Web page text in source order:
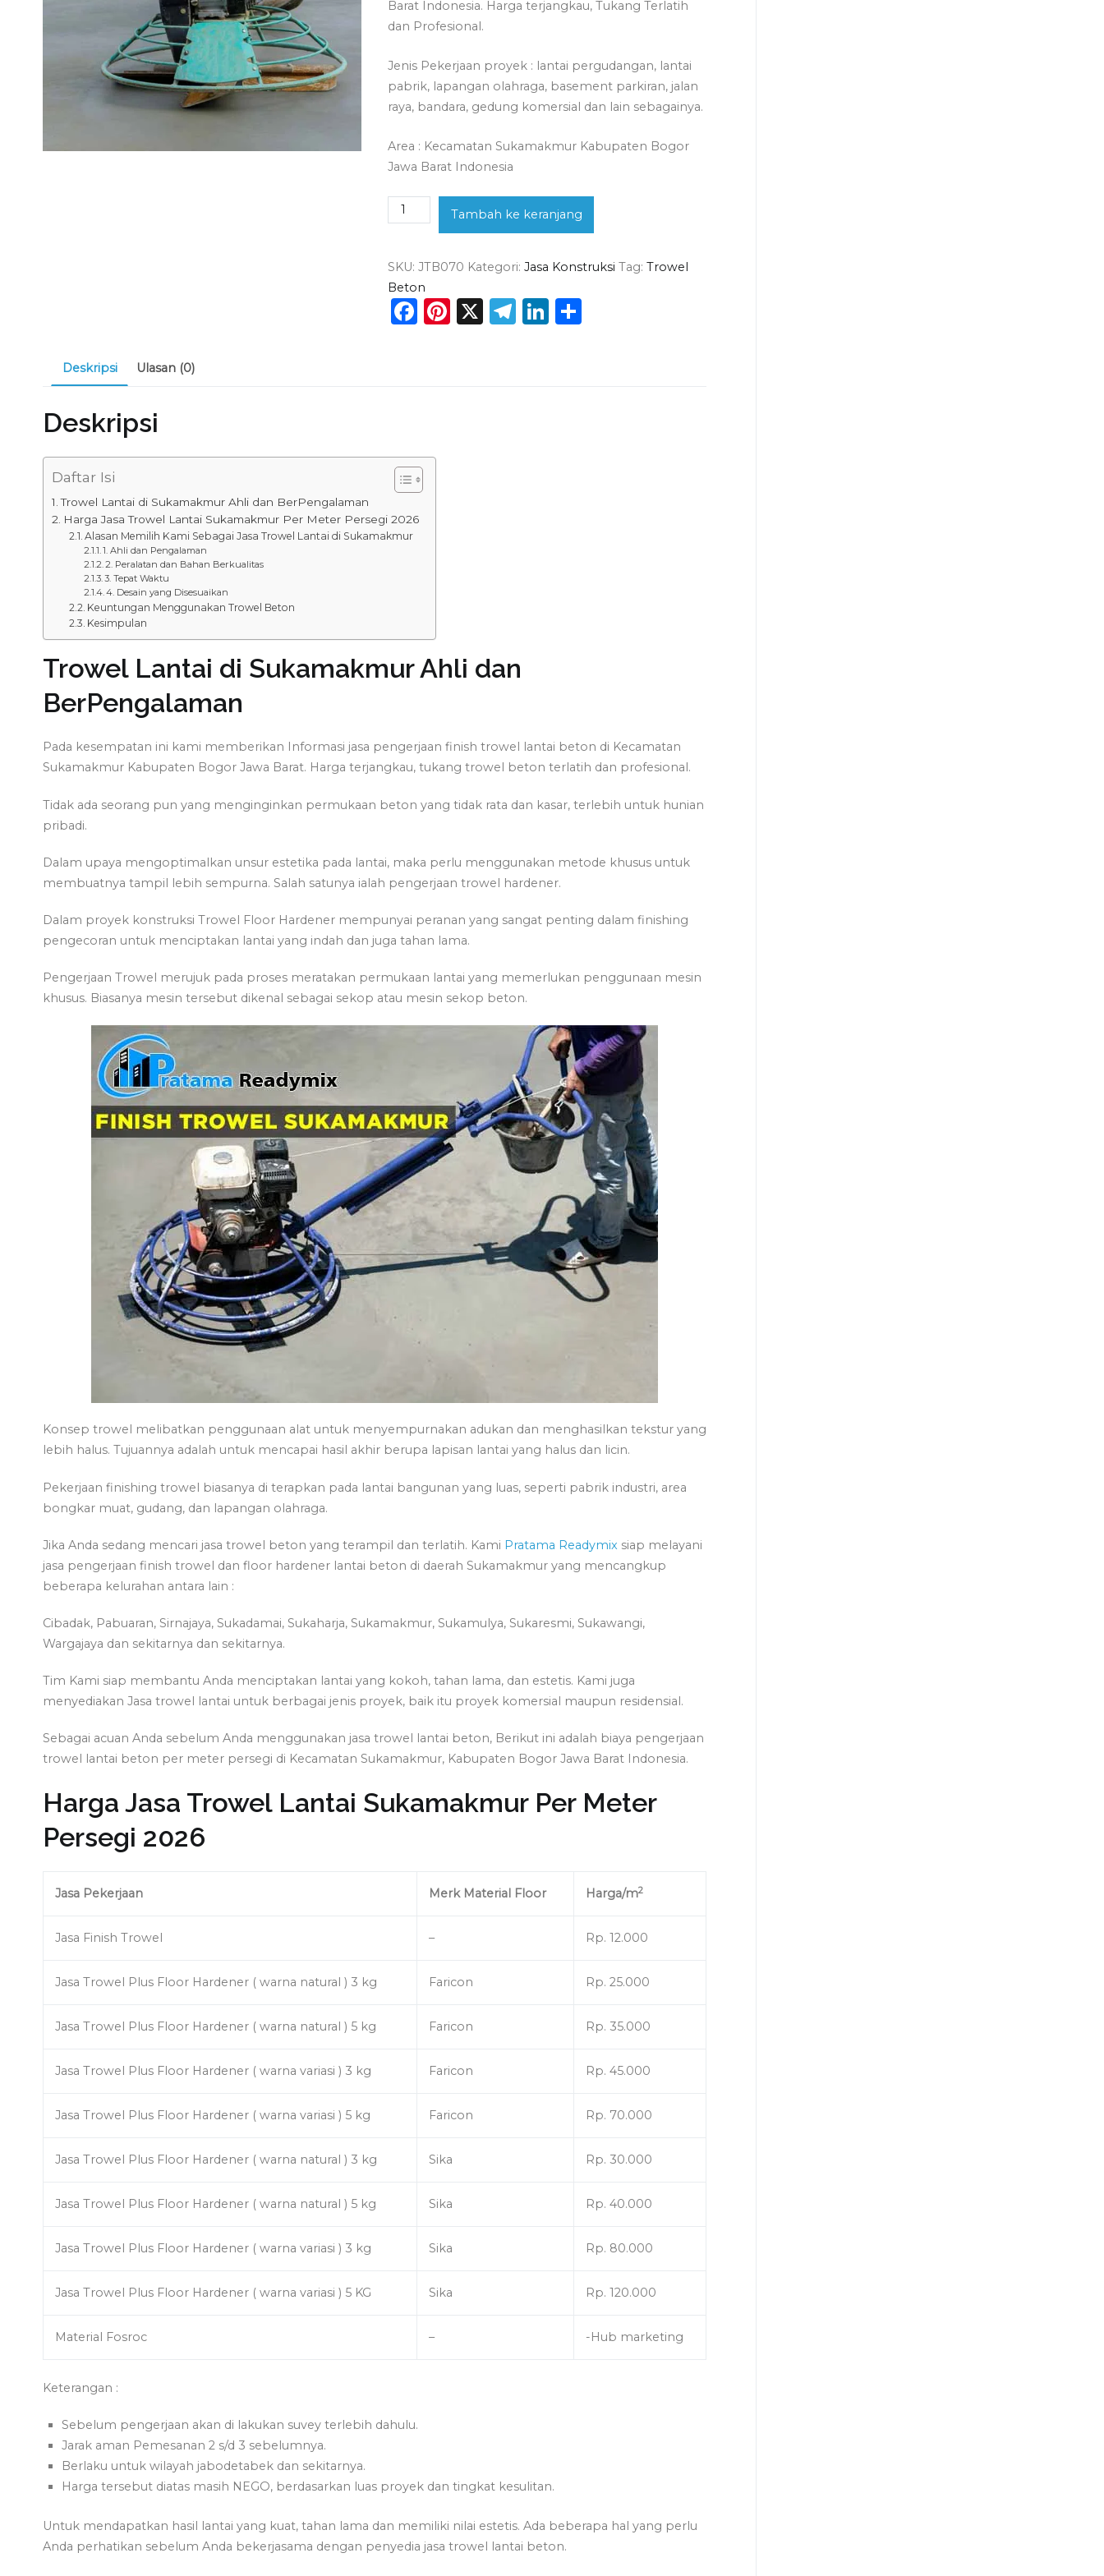
Barat Indonesia. Harga terjangkau, Tukang Terlatih
dan Profesional.
Jenis Pekerjaan proyek : lantai pergudangan, lantai
pabrik, lapangan olahraga, basement parkiran, jalan
raya, bandara, gedung komersial dan lain sebagainya.
Area : Kecamatan Sukamakmur Kabupaten Bogor
Jawa Barat Indonesia
Kuantitas
Jasa
Beton
Sukamakmur
Tambah ke keranjang
SKU:JTB070 Kategori:Jasa Konstruksi Tag:Trowel
Beton
Facebook
Pinterest
X Telegram
LinkedIn
Deskripsi Ulasan (0)
Deskripsi
Daftar Isi
Trowel Lantai di Sukamakmur Ahli dan BerPengalaman
Harga Jasa Trowel Lantai Sukamakmur Per Meter Persegi 2026
Alasan Memilih Kami Sebagai Jasa Trowel Lantai di Sukamakmur
1. Ahli dan Pengalaman
2. Peralatan dan Bahan Berkualitas
3. Tepat Waktu
4. Desain yang Disesuaikan
Keuntungan Menggunakan Trowel Beton
Kesimpulan
Trowel Lantai di Sukamakmur Ahli dan
BerPengalaman
Pada kesempatan ini kami memberikan Informasi jasa pengerjaan finish trowel lantai beton di Kecamatan
Sukamakmur Kabupaten Bogor Jawa Barat. Harga terjangkau, tukang trowel beton terlatih dan profesional.
Tidak ada seorang pun yang menginginkan permukaan beton yang tidak rata dan kasar, terlebih untuk hunian
pribadi.
Dalam upaya mengoptimalkan unsur estetika pada lantai, maka perlu menggunakan metode khusus untuk
membuatnya tampil lebih sempurna. Salah satunya ialah pengerjaan trowel hardener.
Dalam proyek konstruksi Trowel Floor Hardener mempunyai peranan yang sangat penting dalam finishing
pengecoran untuk menciptakan lantai yang indah dan juga tahan lama.
Pengerjaan Trowel merujuk pada proses meratakan permukaan lantai yang memerlukan penggunaan mesin
khusus. Biasanya mesin tersebut dikenal sebagai sekop atau mesin sekop beton.
Konsep trowel melibatkan penggunaan alat untuk menyempurnakan adukan dan menghasilkan tekstur yang
lebih halus. Tujuannya adalah untuk mencapai hasil akhir berupa lapisan lantai yang halus dan licin.
Pekerjaan finishing trowel biasanya di terapkan pada lantai bangunan yang luas, seperti pabrik industri, area
bongkar muat, gudang, dan lapangan olahraga.
Jika Anda sedang mencari jasa trowel beton yang terampil dan terlatih. Kami Pratama Readymix siap melayani
jasa pengerjaan finish trowel dan floor hardener lantai beton di daerah Sukamakmur yang mencangkup
beberapa kelurahan antara lain :
Cibadak, Pabuaran, Sirnajaya, Sukadamai, Sukaharja, Sukamakmur, Sukamulya, Sukaresmi, Sukawangi,
Wargajaya dan sekitarnya dan sekitarnya.
Tim Kami siap membantu Anda menciptakan lantai yang kokoh, tahan lama, dan estetis. Kami juga
menyediakan Jasa trowel lantai untuk berbagai jenis proyek, baik itu proyek komersial maupun residensial.
Sebagai acuan Anda sebelum Anda menggunakan jasa trowel lantai beton, Berikut ini adalah biaya pengerjaan
trowel lantai beton per meter persegi di Kecamatan Sukamakmur, Kabupaten Bogor Jawa Barat Indonesia.
Harga Jasa Trowel Lantai Sukamakmur Per Meter
Persegi 2026
Jasa Pekerjaan Merk Material Floor Harga/m2
Jasa Finish Trowel – Rp. 12.000
Jasa Trowel Plus Floor Hardener ( warna natural ) 3 kg Faricon Rp. 25.000
Jasa Trowel Plus Floor Hardener ( warna natural ) 5 kg Faricon Rp. 35.000
Jasa Trowel Plus Floor Hardener ( warna variasi ) 3 kg Faricon Rp. 45.000
Jasa Trowel Plus Floor Hardener ( warna variasi ) 5 kg Faricon Rp. 70.000
Jasa Trowel Plus Floor Hardener ( warna natural ) 3 kg Sika Rp. 30.000
Jasa Trowel Plus Floor Hardener ( warna natural ) 5 kg Sika Rp. 40.000
Jasa Trowel Plus Floor Hardener ( warna variasi ) 3 kg Sika Rp. 80.000
Jasa Trowel Plus Floor Hardener ( warna variasi ) 5 KG Sika Rp. 120.000
Material Fosroc – -Hub marketing
Keterangan :
Sebelum pengerjaan akan di lakukan suvey terlebih dahulu.
Jarak aman Pemesanan 2 s/d 3 sebelumnya.
Berlaku untuk wilayah jabodetabek dan sekitarnya.
Harga tersebut diatas masih NEGO, berdasarkan luas proyek dan tingkat kesulitan.
Untuk mendapatkan hasil lantai yang kuat, tahan lama dan memiliki nilai estetis. Ada beberapa hal yang perlu
Anda perhatikan sebelum Anda bekerjasama dengan penyedia jasa trowel lantai beton.